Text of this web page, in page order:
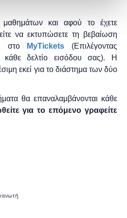
και αφού το έχετε
να εκτυπώσετε τη βεβαίωση
στο
MyTickets (Επιλέγοντας
κάθε δελτίο εισόδου σας). Η
εκεί για το διάστημα των δύο
θα επαναλαμβάνονται κάθε
για το επόμενο γραφείτε